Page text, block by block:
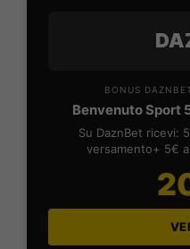
BONUS
Benvenuto Sport
Su DaznBet ricevi:
versamento+ 5€